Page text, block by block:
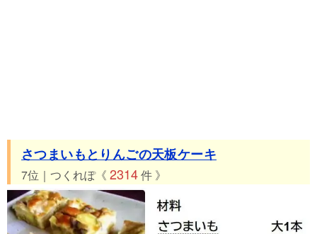
さつまいもとりんごの天板ケーキ
7位｜つくれぽ《 2314件 》